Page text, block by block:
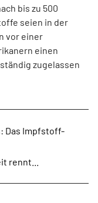
bis zu 500
seien in der
vor einer
einen
zugelassen
Das Impfstoff-
rennt...